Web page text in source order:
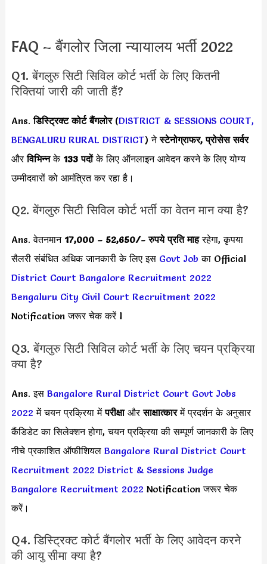
FAQ – बैंगलोर जिला न्यायालय भर्ती 2022
Q1. बेंगलुरु सिटी सिविल कोर्ट भर्ती के लिए कितनी
रिक्तियां जारी की जाती हैं?
Ans.डिस्ट्रिक्ट कोर्ट बैंगलोर(DISTRICT & SESSIONS COURT,
BENGALURU RURAL DISTRICT) नेस्टेनोग्राफर, प्रोसेस सर्वर
औरविभिन्नके 133 पदोंके लिए ऑनलाइन आवेदन करने के लिए योग्य
उम्मीदवारों को आमंत्रित कर रहा है।
Q2. बेंगलुरु सिटी सिविल कोर्ट भर्ती का वेतन मान क्या है?
Ans. वेतनमान 17,000 – 52,650/- रुपये प्रति माहरहेगा, कृपया
सैलरी संबंधित अधिक जानकारी के लिए इस Govt Job का Official
District Court Bangalore Recruitment 2022
Bengaluru City Civil Court Recruitment 2022
Notification जरूर चेक करें l
Q3. बेंगलुरु सिटी सिविल कोर्ट भर्ती के लिए चयन प्रक्रिया
क्या है?
Ans. इस Bangalore Rural District Court Govt Jobs
2022 में चयन प्रक्रिया मेंपरीक्षा औरसाक्षात्कारमें प्रदर्शन के अनुसार
कैंडिडेट का सिलेक्शन होगा, चयन प्रक्रिया की सम्पूर्ण जानकारी के लिए
नीचे प्रकाशित ऑफीशियल Bangalore Rural District Court
Recruitment 2022 District & Sessions Judge
Bangalore Recruitment 2022 Notification जरूर चेक
करें।
Q4. डिस्ट्रिक्ट कोर्ट बैंगलोर भर्ती के लिए आवेदन करने
की आयु सीमा क्या है?